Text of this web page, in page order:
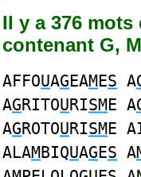
Il y a 376
contenant G,
AFFOUAGEAMES A
AGRITOURISME A
AGROTOURISME
ALAMBIQUAGES A